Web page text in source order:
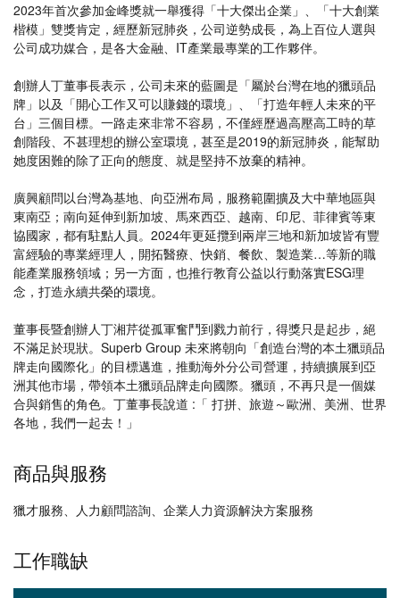
2023年首次參加金峰獎就一舉獲得「十大傑出企業」、「十大創業
楷模」雙獎肯定，經歷新冠肺炎，公司逆勢成長，為上百位人選與
公司成功媒合，是各大金融、IT產業最專業的工作夥伴。
創辦人丁董事長表示，公司未來的藍圖是「屬於台灣在地的獵頭品
牌」以及「開心工作又可以賺錢的環境」、「打造年輕人未來的平
台」三個目標。一路走來非常不容易，不僅經歷過高壓高工時的草
創階段、不甚理想的辦公室環境，甚至是2019的新冠肺炎，能幫助
她度困難的除了正向的態度、就是堅持不放棄的精神。
廣興顧問以台灣為基地、向亞洲布局，服務範圍擴及大中華地區與
東南亞；南向延伸到新加坡、馬來西亞、越南、印尼、菲律賓等東
協國家，都有駐點人員。2024年更延攬到兩岸三地和新加坡皆有豐
富經驗的專業經理人，開拓醫療、快銷、餐飲、製造業…等新的職
能產業服務領域；另一方面，也推行教育公益以行動落實ESG理
念，打造永續共榮的環境。
董事長暨創辦人丁湘芹從孤軍奮鬥到戮力前行，得獎只是起步，絕
不滿足於現狀。Superb Group 未來將朝向「創造台灣的本土獵頭品
牌走向國際化」的目標邁進，推動海外分公司營運，持續擴展到亞
洲其他市場，帶領本土獵頭品牌走向國際。獵頭，不再只是一個媒
合與銷售的角色。丁董事長說道 :「 打拼、旅遊～歐洲、美洲、世界
各地，我們一起去！」
商品與服務
獵才服務、人力顧問諮詢、企業人力資源解決方案服務
工作職缺